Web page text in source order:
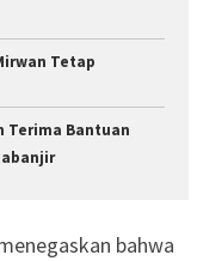
Tetap
Terima Bantuan
bahwa